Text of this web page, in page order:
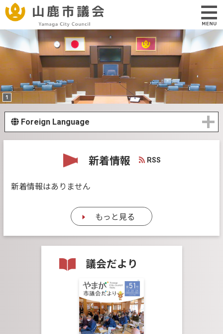
Foreign Language
新着情報 RSS
新着情報はありません
もっと見る
議会だより